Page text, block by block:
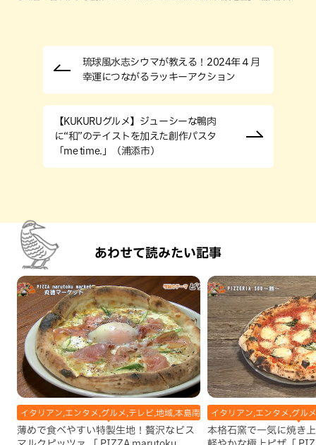
琉球風水志シウマが教える！2024年４月
幸運につながるラッキーアクション
【KUKURUグルメ】ジューシーな鴨肉
に“和”のテイストを加えた創作パスタ
「me time.」（浦添市）
あわせて読みたい記事
イタリアン,エンタメ,グルメ,テレビ,地域,本島南部,那覇市
薄めで食べやすい特製生地！贅沢なビス
イタリアン,エンタメ,グル
本格石窯で一気に焼き